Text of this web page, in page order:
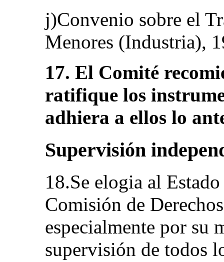
j)Convenio sobre el
Menores (Industria),
17. El Comité
ratifique los
adhiera a ellos lo
Supervisión
18.Se elogia al
Comisión de
especialmente por su
supervisión de todos